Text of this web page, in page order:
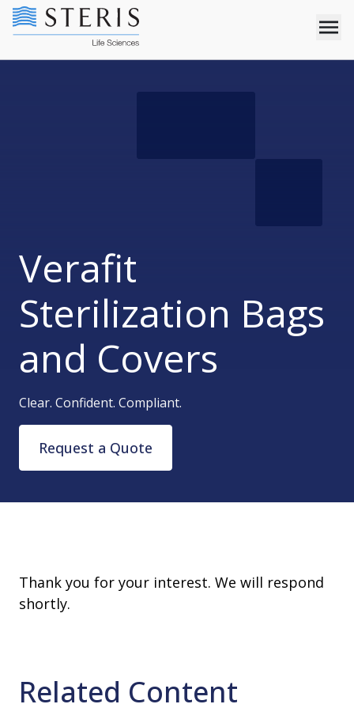
Verafit
Sterilization Bags
and Covers
Clear. Confident. Compliant.
Request a Quote
Thank you for your interest. We will respond
shortly.
Related Content